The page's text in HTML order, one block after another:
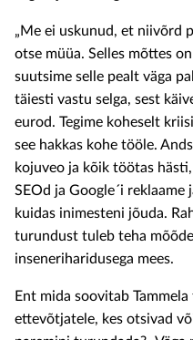
„Me ei uskunud, et niivõrd
otse müüa. Selles mõttes
suutsime selle pealt väga
täiesti vastu selga, sest
eurod. Tegime koheselt
see hakkas kohe tööle.
kojuveo ja kõik töötas
SEOd ja Google´i
kuidas inimesteni jõuda.
turundust tuleb teha
inseneriharidusega mees.
Ent mida soovitab
ettevõtjatele, kes otsivad